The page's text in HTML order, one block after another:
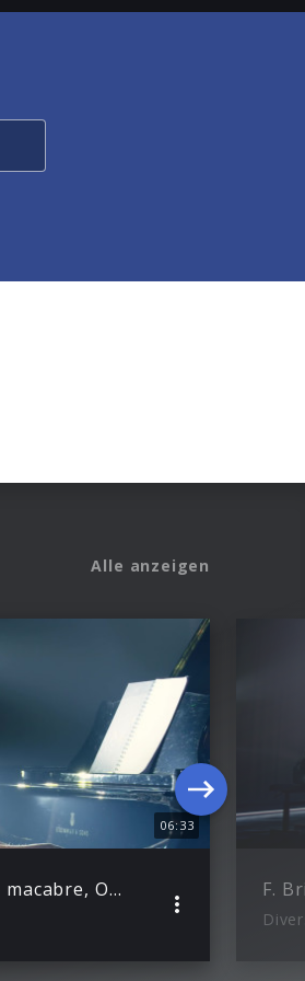
Alle anzeigen
06:33
Saint-Saëns: Danse macabre, Op. 40 (Arr. Ferrière for Marimba and Piano)